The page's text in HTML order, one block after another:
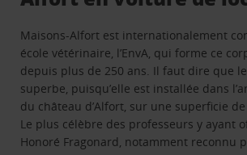
Maisons-Alfort est internationalement
école vétérinaire, l’EnvA, qui forme ce
depuis plus de 250 ans. Il faut dire que
superbe, puisqu’elle est installée dans
du château d’Alfort, sur une superficie
Le plus célèbre des professeurs y ayant
Honoré Fragonard, notamment reconnu